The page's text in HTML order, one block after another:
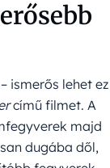
ismerős lehet ez
című filmet. A
majd
dugába dől,